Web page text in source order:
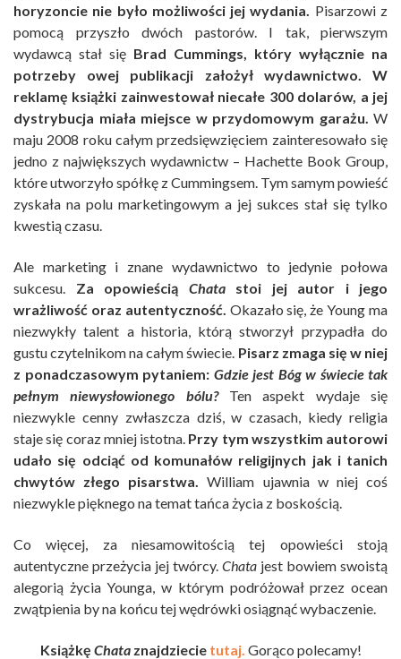
horyzoncie nie było możliwości jej wydania. Pisarzowi z
pomocą przyszło dwóch pastorów. I tak, pierwszym
wydawcą stał się Brad Cummings, który wyłącznie na
potrzeby owej publikacji założył wydawnictwo. W
reklamę książki zainwestował niecałe 300 dolarów, a jej
dystrybucja miała miejsce w przydomowym garażu. W
maju 2008 roku całym przedsięwzięciem zainteresowało się
jedno z największych wydawnictw – Hachette Book Group,
które utworzyło spółkę z Cummingsem. Tym samym powieść
zyskała na polu marketingowym a jej sukces stał się tylko
kwestią czasu.
Ale marketing i znane wydawnictwo to jedynie połowa
sukcesu. Za opowieścią Chatastoi jej autor i jego
wrażliwość oraz autentyczność. Okazało się, że Young ma
niezwykły talent a historia, którą stworzył przypadła do
gustu czytelnikom na całym świecie. Pisarz zmaga się w niej
z ponadczasowym pytaniem: Gdzie jest Bóg w świecie tak
pełnym niewysłowionego bólu?Ten aspekt wydaje się
niezwykle cenny zwłaszcza dziś, w czasach, kiedy religia
staje się coraz mniej istotna. Przy tym wszystkim autorowi
udało się odciąć od komunałów religijnych jak i tanich
chwytów złego pisarstwa. William ujawnia w niej coś
niezwykle pięknego na temat tańca życia z boskością.
Co więcej, za niesamowitością tej opowieści stoją
autentyczne przeżycia jej twórcy. Chata jest bowiem swoistą
alegorią życia Younga, w którym podróżował przez ocean
zwątpienia by na końcu tej wędrówki osiągnąć wybaczenie.
Książkę Chataznajdziecie tutaj. Gorąco polecamy!